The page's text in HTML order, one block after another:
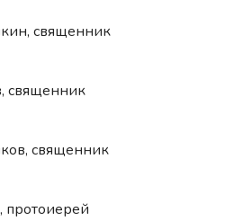
священник
священник
священник
протоиерей